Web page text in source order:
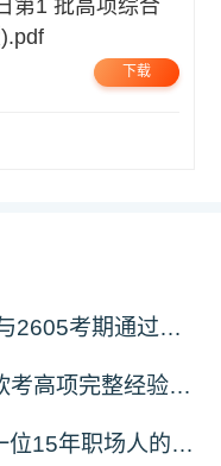
下载
信息系统项目管理师2505与2605考期通过人数深度对比分析
软考高项备考经验分享：软考高项完整经验教训复盘
软考高项备考经验分享：一位15年职场人的68天高项备考经验